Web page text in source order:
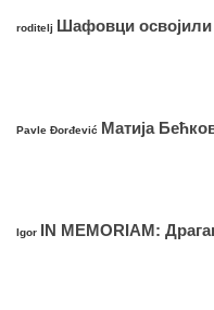
roditelj Шафовци освојили
Pavle Đorđević Матија
Igor IN MEMORIAM: